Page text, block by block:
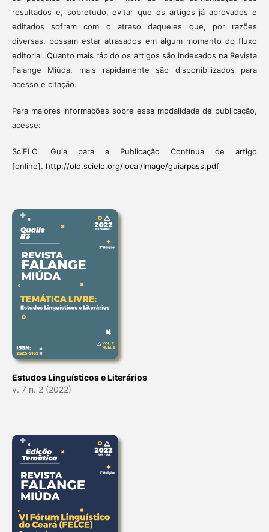
resultados e, sobretudo, evitar que os artigos já aprovados e
editados sofram com o atraso daqueles que, por razões
diversas, possam estar atrasados em algum momento do fluxo
editorial. Quanto mais rápido os artigos são indexados na Revista
Falange Miúda, mais rapidamente são disponibilizados para
acesso e citação.
Para maiores informações sobre essa modalidade de publicação,
acesse:
SciELO. Guia para a Publicação Contínua de artigo
[online]. http://old.scielo.org/local/Image/guiarpass.pdf
Estudos Linguísticos e Literários
v. 7 n. 2 (2022)